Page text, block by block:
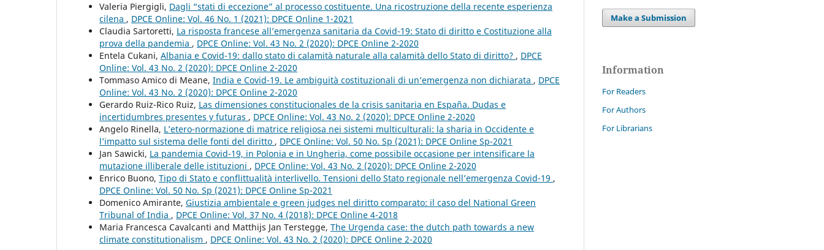
Valeria Piergigli, Dagli “stati di eccezione” al processo costituente. Una ricostruzione della recente esperienza
cilena , DPCE Online: Vol. 46 No. 1 (2021): DPCE Online 1-2021
Claudia Sartoretti, La risposta francese all’emergenza sanitaria da Covid-19: Stato di diritto e Costituzione alla
prova della pandemia , DPCE Online: Vol. 43 No. 2 (2020): DPCE Online 2-2020
Entela Cukani, Albania e Covid-19: dallo stato di calamità naturale alla calamità dello Stato di diritto? , DPCE
Online: Vol. 43 No. 2 (2020): DPCE Online 2-2020
Tommaso Amico di Meane, India e Covid-19. Le ambiguità costituzionali di un’emergenza non dichiarata , DPCE
Online: Vol. 43 No. 2 (2020): DPCE Online 2-2020
Gerardo Ruiz-Rico Ruiz, Las dimensiones constitucionales de la crisis sanitaria en España. Dudas e
incertidumbres presentes y futuras , DPCE Online: Vol. 43 No. 2 (2020): DPCE Online 2-2020
Angelo Rinella, L’etero-normazione di matrice religiosa nei sistemi multiculturali: la sharia in Occidente e
l’impatto sul sistema delle fonti del diritto , DPCE Online: Vol. 50 No. Sp (2021): DPCE Online Sp-2021
Jan Sawicki, La pandemia Covid-19, in Polonia e in Ungheria, come possibile occasione per intensificare la
mutazione illiberale delle istituzioni , DPCE Online: Vol. 43 No. 2 (2020): DPCE Online 2-2020
Enrico Buono, Tipo di Stato e conflittualità interlivello. Tensioni dello Stato regionale nell’emergenza Covid-19 ,
DPCE Online: Vol. 50 No. Sp (2021): DPCE Online Sp-2021
Domenico Amirante, Giustizia ambientale e green judges nel diritto comparato: il caso del National Green
Tribunal of India , DPCE Online: Vol. 37 No. 4 (2018): DPCE Online 4-2018
Maria Francesca Cavalcanti and Matthijs Jan Terstegge, The Urgenda case: the dutch path towards a new
climate constitutionalism , DPCE Online: Vol. 43 No. 2 (2020): DPCE Online 2-2020
Make a Submission
Information
For Readers
For Authors
For Librarians